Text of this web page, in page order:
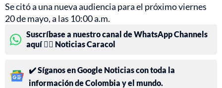
Se citó a una nueva audiencia para el próximo viernes
20 de mayo, a las 10:00 a.m.
Suscríbase a nuestro canal de WhatsApp Channels
aquí 👉🏻 Noticias Caracol
✔️ Síganos en Google Noticias con toda la
información de Colombia y el mundo.